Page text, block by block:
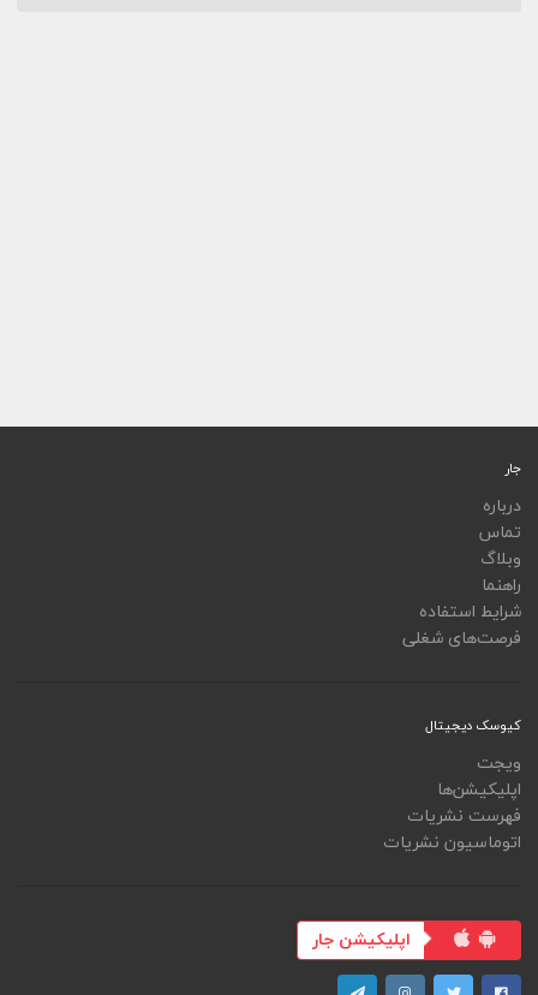
جار
درباره
تماس
وبلاگ
راهنما
شرایط استفاده
فرصت‌های شغلی
کیوسک دیجیتال
ویجت
اپلیکیشن‌ها
فهرست نشریات
اتوماسیون نشریات
اپلیکیشن جار